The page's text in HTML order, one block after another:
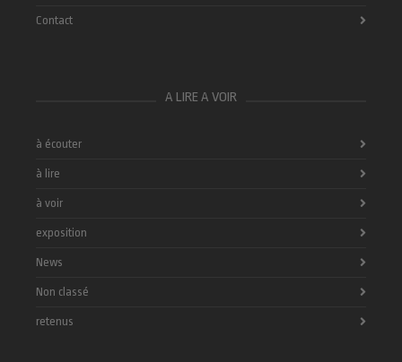
Contact
A LIRE A VOIR
à écouter
à lire
à voir
exposition
News
Non classé
retenus